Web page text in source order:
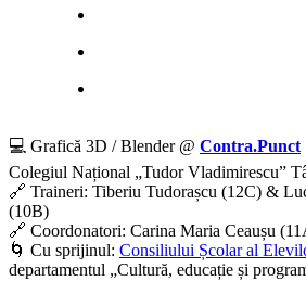
💻 Grafică 3D / Blender @ Contra.Punct
Colegiul Național „Tudor Vladimirescu”
🔗 Traineri: Tiberiu Tudorașcu (12C) &
(10B)
🔗 Coordonatori: Carina Maria Ceaușu
🌀 Cu sprijinul: Consiliului Școlar al
departamentul „Cultură, educație și